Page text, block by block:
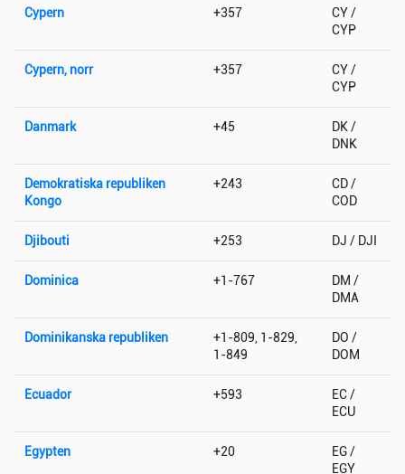
Cypern +357
CY /
CYP
Cypern, norr +357
CY /
CYP
Danmark +45
DK /
DNK
Demokratiska republiken
Kongo
+243
CD /
COD
Djibouti +253 DJ / DJI
Dominica +1-767
DM /
DMA
Dominikanska republiken
+1-809, 1-829,
1-849
DO /
DOM
Ecuador +593
EC /
ECU
Egypten +20
EG /
EGY